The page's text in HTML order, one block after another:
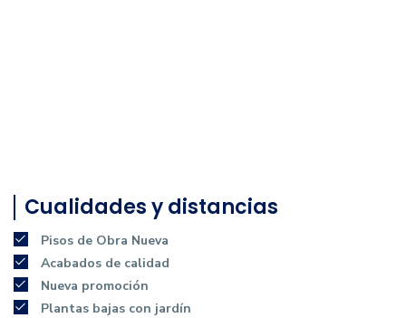
Cualidades y distancias
Pisos de Obra Nueva
Acabados de calidad
Nueva promoción
Plantas bajas con jardín